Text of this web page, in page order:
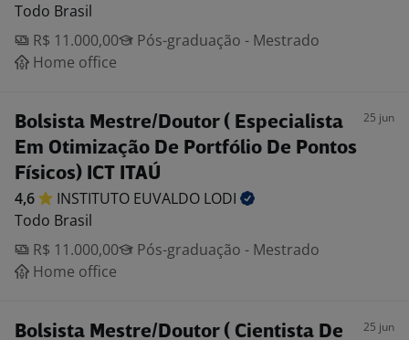
Todo Brasil
R$ 11.000,00
Pós-graduação - Mestrado
Home office
Bolsista Mestre/Doutor ( Especialista
Em Otimização De Portfólio De Pontos
Físicos) ICT ITAÚ
25 jun
4,6 INSTITUTO EUVALDO LODI
Todo Brasil
R$ 11.000,00
Pós-graduação - Mestrado
Home office
Bolsista Mestre/Doutor ( Cientista De
25 jun